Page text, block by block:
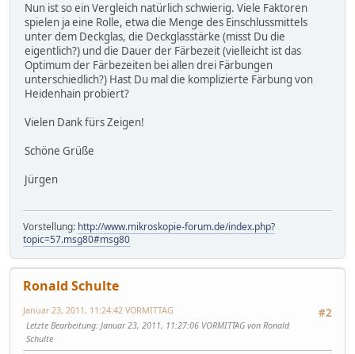
Nun ist so ein Vergleich natürlich schwierig. Viele Faktoren
spielen ja eine Rolle, etwa die Menge des Einschlussmittels
unter dem Deckglas, die Deckglasstärke (misst Du die
eigentlich?) und die Dauer der Färbezeit (vielleicht ist das
Optimum der Färbezeiten bei allen drei Färbungen
unterschiedlich?) Hast Du mal die komplizierte Färbung von
Heidenhain probiert?
Vielen Dank fürs Zeigen!
Schöne Grüße
Jürgen
Vorstellung: http://www.mikroskopie-forum.de/index.php?
topic=57.msg80#msg80
Ronald Schulte
#2
Januar 23, 2011, 11:24:42 VORMITTAG
Letzte Bearbeitung: Januar 23, 2011, 11:27:06 VORMITTAG von Ronald
Schulte